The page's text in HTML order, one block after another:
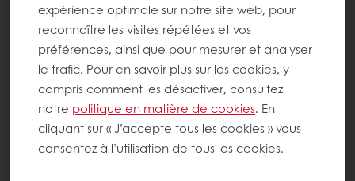
Si vous êtes déjà client de Puratos : Entrez
votre numéro de client (vous pouvez le
trouver sur la facture) et votre adresse email,
puis définissez votre mot de passe.
Si vous n'avez jamais rien acheté chez Puratos
: Veuillez nouscontacterou faire une
expérience optimale sur notre site web, pour
reconnaître les visites répétées et vos
préférences, ainsi que pour mesurer et analyser
le trafic. Pour en savoir plus sur les cookies, y
compris comment les désactiver, consultez
notre politique en matière de cookies. En
cliquant sur « J’accepte tous les cookies » vous
consentez à l’utilisation de tous les cookies.